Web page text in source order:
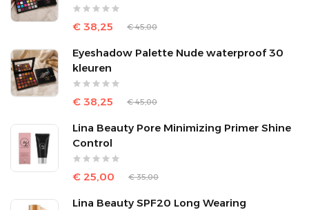
€ 38,25 € 45,00
Eyeshadow Palette Nude waterproof 30
kleuren
€ 38,25 € 45,00
Lina Beauty Pore Minimizing Primer Shine
Control
€ 25,00 € 35,00
Lina Beauty SPF20 Long Wearing